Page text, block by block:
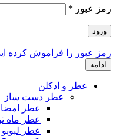
رمز عبور *
ورود
رمز عبور را فراموش کرده
ادامه
عطر و ادکلن
عطر دست ساز
عطر
عطر ماه
عطر لبوبو